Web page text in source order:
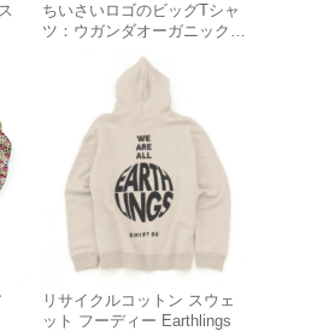
ちいさいロゴのビッグTシャ
ツ：ウガンダオーガニックコ
リサイクルコットン スウェ
ット フーディー Earthlings